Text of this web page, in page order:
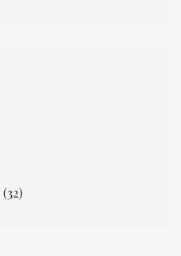
(32)